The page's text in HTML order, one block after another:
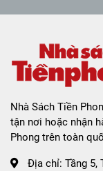
Nhà Sách Tiền
tận nơi hoặc nhận
Phong trên toàn
Địa chỉ: Tầng 5,